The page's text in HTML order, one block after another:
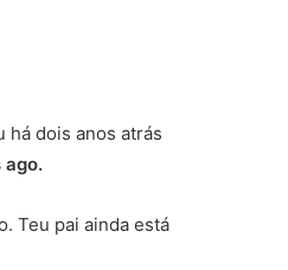
há dois anos atrás
ago.
Teu pai ainda está